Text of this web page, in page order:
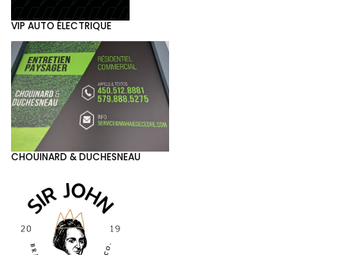
VIP AUTO ÉLECTRIQUE
CHOUINARD & DUCHESNEAU